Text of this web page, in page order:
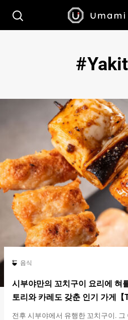
음식
시부야만의 꼬치구이 요리에 혀
토리와 카레도 갖춘 인기 가게【
전후 시부야에서 유행한 꼬치구이.